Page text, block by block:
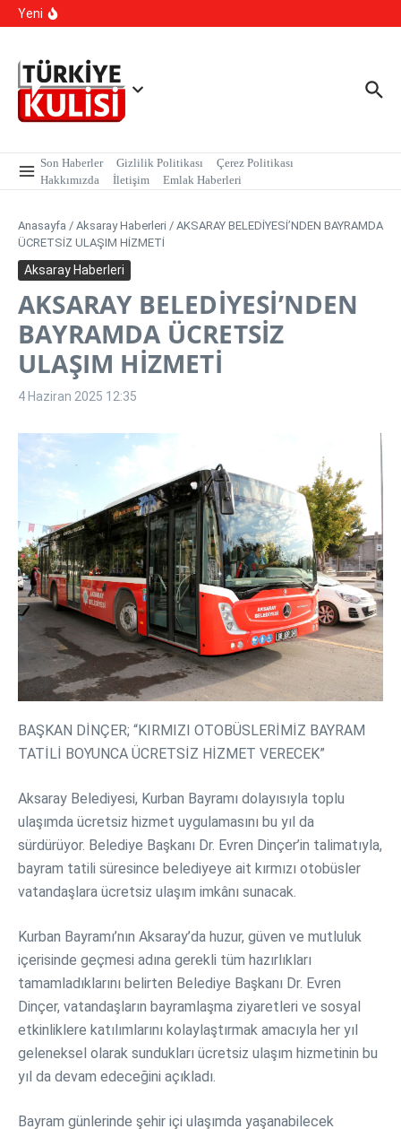
İçeriğe atla
Yeni
Sarmalı’ Tuzağını İfşa Etti
Son Haberler Gizlilik Politikası
Çerez Politikası
Hakkımızda
İletişim Emlak Haberleri
Anasayfa / Aksaray Haberleri / AKSARAY BELEDİYESİ’NDEN BAYRAMDA
ÜCRETSİZ ULAŞIM HİZMETİ
Aksaray Haberleri
AKSARAY BELEDİYESİ’NDEN
BAYRAMDA ÜCRETSİZ
ULAŞIM HİZMETİ
4 Haziran 2025 12:35
BAŞKAN DİNÇER; “KIRMIZI OTOBÜSLERİMİZ BAYRAM
TATİLİ BOYUNCA ÜCRETSİZ HİZMET VERECEK”
Aksaray Belediyesi, Kurban Bayramı dolayısıyla toplu
ulaşımda ücretsiz hizmet uygulamasını bu yıl da
sürdürüyor. Belediye Başkanı Dr. Evren Dinçer’in talimatıyla,
bayram tatili süresince belediyeye ait kırmızı otobüsler
vatandaşlara ücretsiz ulaşım imkânı sunacak.
Kurban Bayramı’nın Aksaray’da huzur, güven ve mutluluk
içerisinde geçmesi adına gerekli tüm hazırlıkları
tamamladıklarını belirten Belediye Başkanı Dr. Evren
Dinçer, vatandaşların bayramlaşma ziyaretleri ve sosyal
etkinliklere katılımlarını kolaylaştırmak amacıyla her yıl
geleneksel olarak sundukları ücretsiz ulaşım hizmetinin bu
yıl da devam edeceğini açıkladı.
Bayram günlerinde şehir içi ulaşımda yaşanabilecek